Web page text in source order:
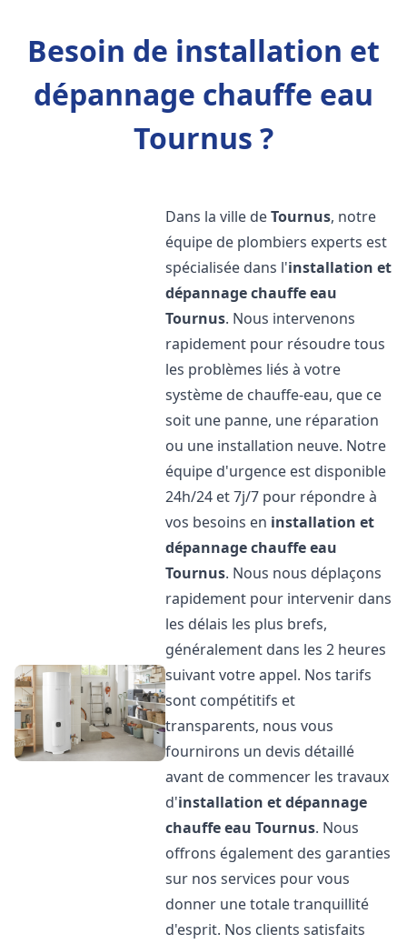
Besoin de installation et
dépannage chauffe eau
Tournus ?
Dans la ville deTournus, notre
équipe de plombiers experts est
spécialisée dans l'installation et
dépannage chauffe eau
Tournus. Nous intervenons
rapidement pour résoudre tous
les problèmes liés à votre
système de chauffe-eau, que ce
soit une panne, une réparation
ou une installation neuve. Notre
équipe d'urgence est disponible
24h/24 et 7j/7 pour répondre à
vos besoins en installation et
dépannage chauffe eau
Tournus. Nous nous déplaçons
rapidement pour intervenir dans
les délais les plus brefs,
généralement dans les 2 heures
suivant votre appel. Nos tarifs
sont compétitifs et
transparents, nous vous
fournirons un devis détaillé
avant de commencer les travaux
d'installation et dépannage
chauffe eau Tournus. Nous
offrons également des garanties
sur nos services pour vous
donner une totale tranquillité
d'esprit. Nos clients satisfaits